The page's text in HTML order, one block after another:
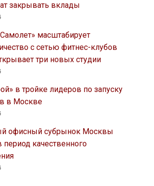
закрывать вклады
масштабирует
с сетью фитнес-клубов
три новых студии
в тройке лидеров по запуску
в Москве
офисный субрынок Москвы
период качественного